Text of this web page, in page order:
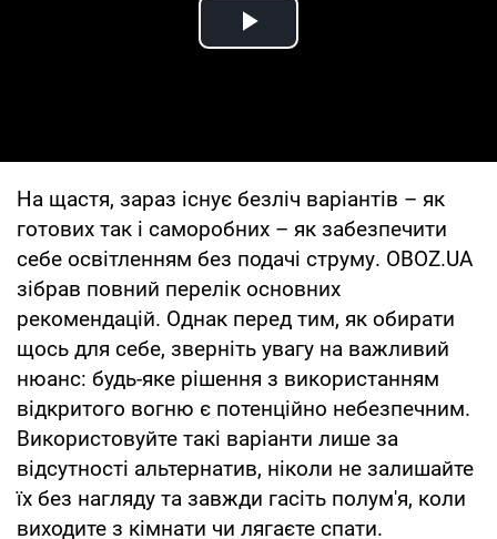
Play Video
На щастя, зараз існує безліч варіантів – як
готових так і саморобних – як забезпечити
себе освітленням без подачі струму. OBOZ.UA
зібрав повний перелік основних
рекомендацій. Однак перед тим, як обирати
щось для себе, зверніть увагу на важливий
нюанс: будь-яке рішення з використанням
відкритого вогню є потенційно небезпечним.
Використовуйте такі варіанти лише за
відсутності альтернатив, ніколи не залишайте
їх без нагляду та завжди гасіть полум'я, коли
виходите з кімнати чи лягаєте спати.